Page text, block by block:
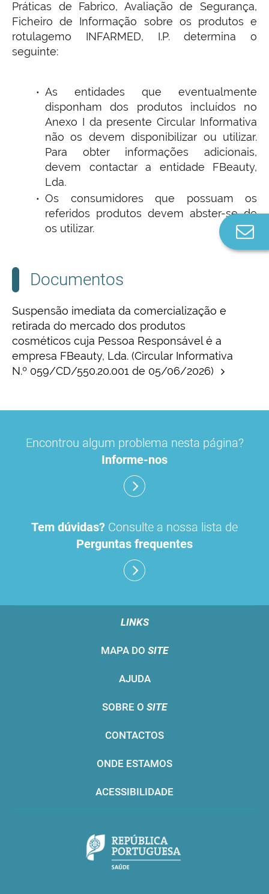
Práticas de Fabrico, Avaliação de Segurança,
Ficheiro de Informação sobre os produtos e
rotulagemo INFARMED, I.P. determina o
seguinte:
As entidades que eventualmente
disponham dos produtos incluídos no
Anexo I da presente Circular Informativa
não os devem disponibilizar ou utilizar.
Para obter informações adicionais,
devem contactar a entidade FBeauty,
Lda.
Os consumidores que possuam os
referidos produtos devem abster-se de
os utilizar.
Documentos
Suspensão imediata da comercialização e
retirada do mercado dos produtos
cosméticos cuja Pessoa Responsável é a
empresa FBeauty, Lda. (Circular Informativa
N.º 059/CD/550.20.001 de 05/06/2026)
Encontrou algum problema nesta página?
Informe-nos
Tem dúvidas? Consulte a nossa lista de
Perguntas frequentes
LINKS
MAPA DO SITE
AJUDA
SOBRE O SITE
CONTACTOS
ONDE ESTAMOS
ACESSIBILIDADE